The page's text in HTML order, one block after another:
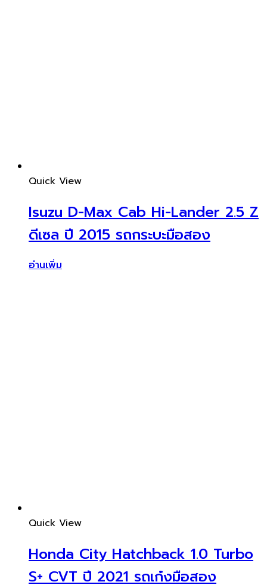
Quick View
Isuzu D-Max Cab Hi-Lander 2.5 Z
ดีเซล ปี 2015 รถกระบะมือสอง
อ่านเพิ่ม
Quick View
Honda City Hatchback 1.0 Turbo
S+ CVT ปี 2021 รถเก๋งมือสอง